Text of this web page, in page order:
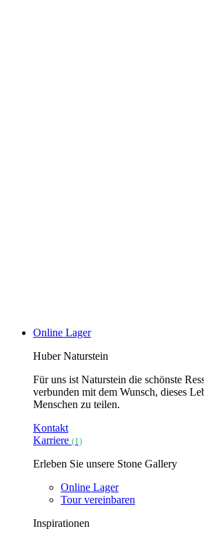
Online Lager
Huber Naturstein
Für uns ist Naturstein die schönste
verbunden mit dem Wunsch, dieses
Menschen zu teilen.
Kontakt
Karriere (1)
Erleben Sie unsere Stone Gallery
Online Lager
Tour vereinbaren
Inspirationen